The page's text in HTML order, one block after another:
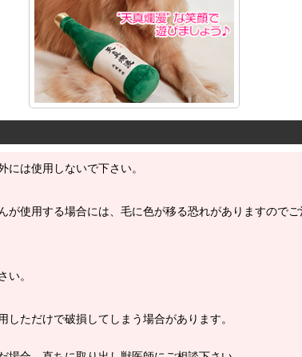
は使用しないで下さい。
使用する場合には、毛に色が移る恐れがありますのでご
い。
ただけで破損してしまう場合があります。